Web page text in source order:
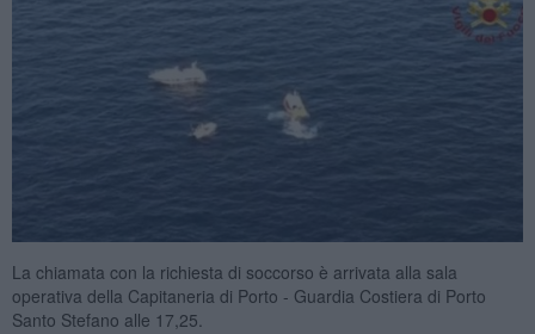
La chiamata con la richiesta di soccorso è arrivata alla sala
operativa della Capitaneria di Porto - Guardia Costiera di Porto
Santo Stefano alle 17,25.